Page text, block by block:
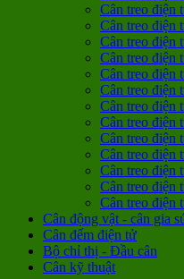
Cân treo điện
Cân treo điện
Cân treo điện
Cân treo điện
Cân treo điện
Cân treo điện
Cân treo điện
Cân treo điện
Cân treo điện
Cân treo điện
Cân treo điện
Cân treo điện
Cân treo điện
Cân động vật - cân gia
Cân đếm điện tử
Bộ chỉ thị - Đầu cân
Cân kỹ thuật